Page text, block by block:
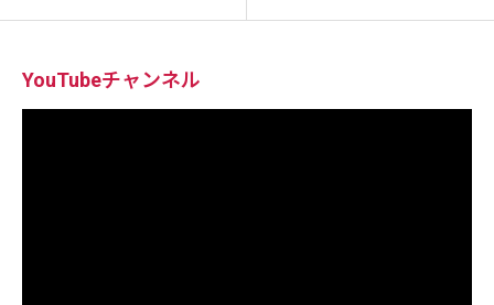
YouTubeチャンネル